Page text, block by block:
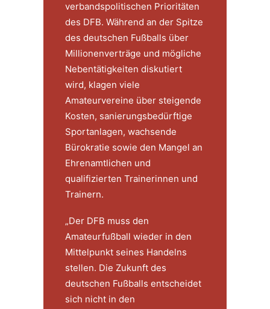
verbandspolitischen Prioritäten
des DFB. Während an der Spitze
des deutschen Fußballs über
Millionenverträge und mögliche
Nebentätigkeiten diskutiert
wird, klagen viele
Amateurvereine über steigende
Kosten, sanierungsbedürftige
Sportanlagen, wachsende
Bürokratie sowie den Mangel an
Ehrenamtlichen und
qualifizierten Trainerinnen und
Trainern.
„Der DFB muss den
Amateurfußball wieder in den
Mittelpunkt seines Handelns
stellen. Die Zukunft des
deutschen Fußballs entscheidet
sich nicht in den